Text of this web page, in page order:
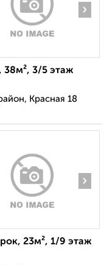
›
38м², 3/5 этаж
Красная 18
›
23м², 1/9 этаж